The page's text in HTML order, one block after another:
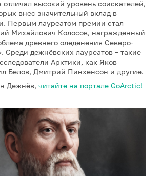
высокий уровень соискателей,
внес значительный вклад в
Первым лауреатом премии стал
Михайлович Колосов, награжденный
древнего оледенения Северо-
Среди дежнёвских лауреатов – такие
Арктики, как Яков
Белов, Дмитрий Пинхенсон и другие.
Дежнёв, читайте на портале GoArctic!